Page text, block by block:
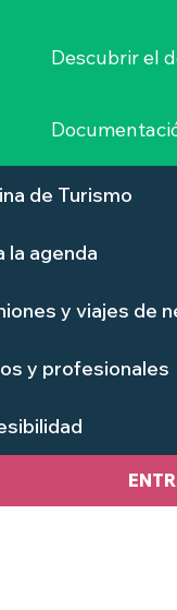
Descubrir el
de Turismo
la agenda
y viajes de
y profesionales